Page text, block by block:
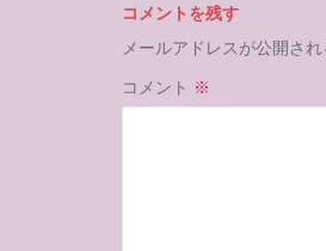
コメントを残す
メールアドレスが公開され
コメント ※